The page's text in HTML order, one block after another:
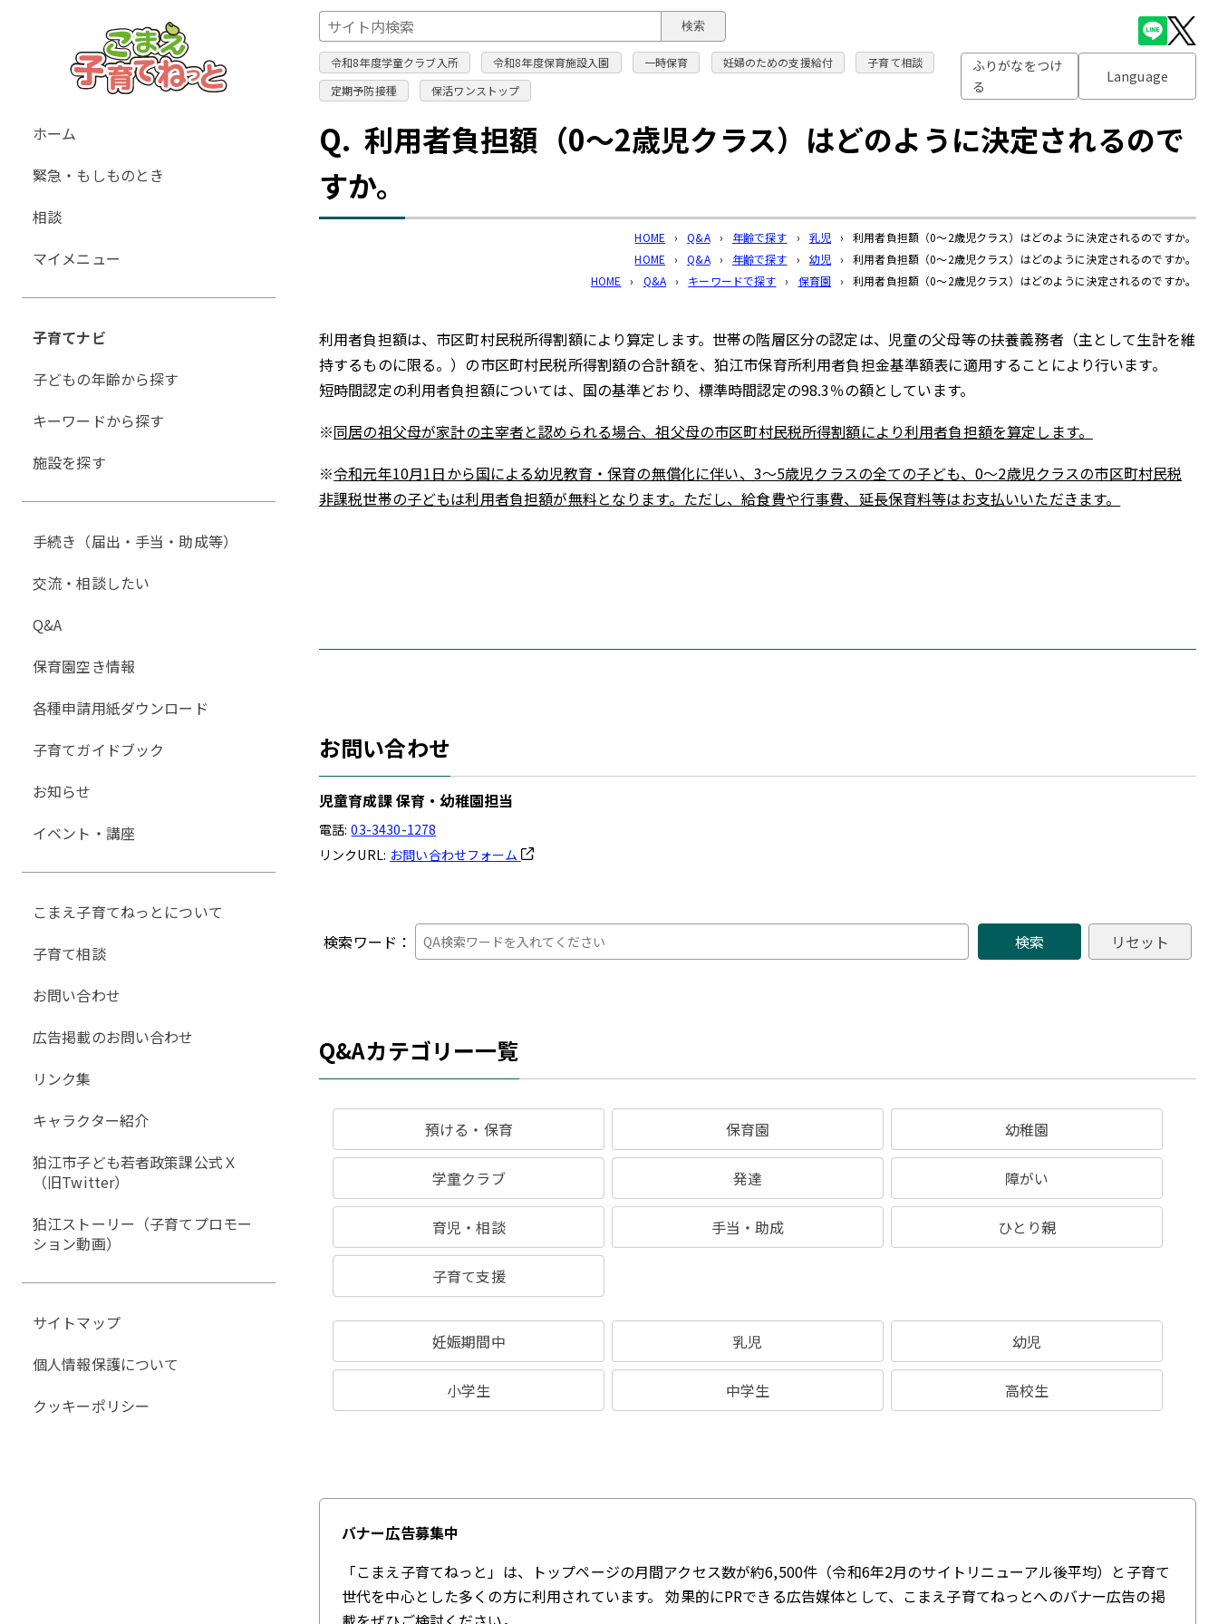
このページの本文へ
検索
令和8年度学童クラブ入所 令和8年度保育施設入園 一時保育 妊婦のための支援給付
子育て相談
定期予防接種
保活ワンストップ
ふりがなをつけ
る
Language
Q. 利用者負担額（0～2歳児クラス）はどのように決定されるので
すか。
HOME › Q&A › 年齢で探す › 乳児 ›
利用者負担額（0～2歳児クラス）はどのように決定されるのですか。
HOME
› Q&A › 年齢で探す › 幼児 ›
利用者負担額（0～2歳児クラス）はどのように決定されるのですか。
HOME
› Q&A › キーワードで探す › 保育園 › 利用者負担額（0～2歳児クラス）はどのように決定されるのですか。
利用者負担額は、市区町村民税所得割額により算定します。世帯の階層区分の認定は、児童の父母等の扶養義務者（主として生計を維
持するものに限る。）の市区町村民税所得割額の合計額を、狛江市保育所利用者負担金基準額表に適用することにより行います。
短時間認定の利用者負担額については、国の基準どおり、標準時間認定の98.3％の額としています。
※同居の祖父母が家計の主宰者と認められる場合、祖父母の市区町村民税所得割額により利用者負担額を算定します。
※令和元年10月1日から国による幼児教育・保育の無償化に伴い、3～5歳児クラスの全ての子ども、0～2歳児クラスの市区町村民税
非課税世帯の子どもは利用者負担額が無料となります。ただし、給食費や行事費、延長保育料等はお支払いいただきます。
お問い合わせ
児童育成課 保育・幼稚園担当
電話: 03-3430-1278
リンクURL: お問い合わせフォーム
検索ワード：
Q&Aカテゴリー一覧
預ける・保育 保育園 幼稚園
学童クラブ 発達 障がい
育児・相談 手当・助成 ひとり親
子育て支援
妊娠期間中 乳児 幼児
小学生 中学生 高校生
バナー広告募集中
「こまえ子育てねっと」は、トップページの月間アクセス数が約6,500件（令和6年2月のサイトリニューアル後平均）と子育て
世代を中心とした多くの方に利用されています。 効果的にPRできる広告媒体として、こまえ子育てねっとへのバナー広告の掲
グ
ー
ル
ナ
ゲ
シ
ョ
ホーム
緊急・もしものとき
相談
マイメニュー
子育てナビ
子どもの年齢から探す
キーワードから探す
施設を探す
手続き（届出・手当・助成等）
交流・相談したい
Q&A
保育園空き情報
各種申請用紙ダウンロード
子育てガイドブック
お知らせ
イベント・講座
こまえ子育てねっとについて
子育て相談
お問い合わせ
広告掲載のお問い合わせ
リンク集
キャラクター紹介
狛江市子ども若者政策課公式Ｘ
（旧Twitter）
狛江ストーリー（子育てプロモー
ション動画）
サイトマップ
個人情報保護について
クッキーポリシー